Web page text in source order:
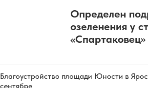
Определен
озеленения у
Благоустройство площади Юности в
сентябре